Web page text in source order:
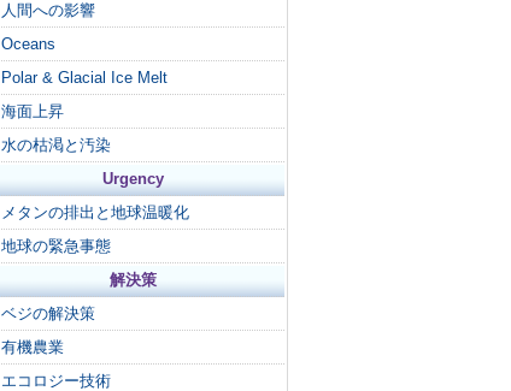
人間への影響
Oceans
Polar & Glacial Ice Melt
海面上昇
水の枯渇と汚染
Urgency
メタンの排出と地球温暖化
地球の緊急事態
解決策
ベジの解決策
有機農業
エコロジー技術